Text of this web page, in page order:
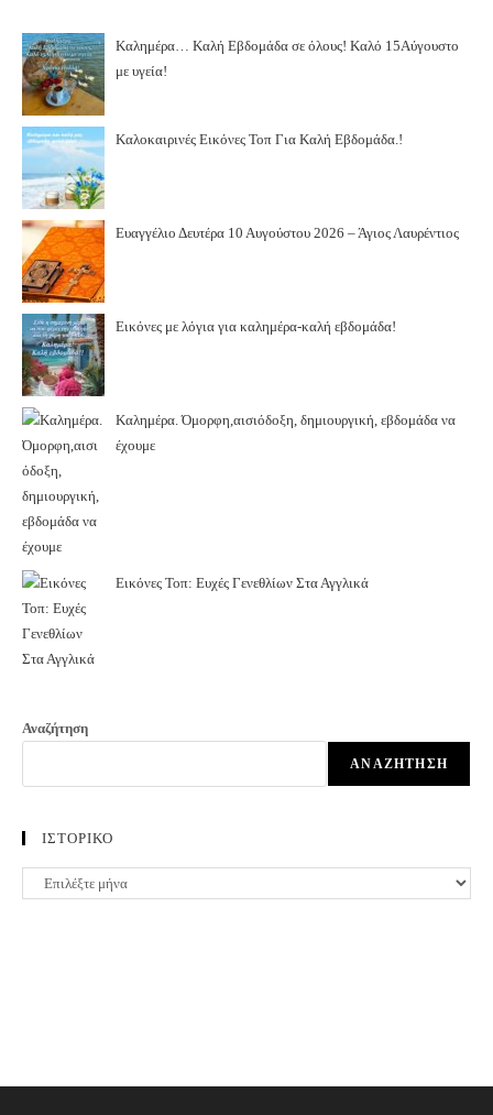
Καλημέρα… Καλή Εβδομάδα σε όλους! Καλό 15Αύγουστο
με υγεία!
Καλοκαιρινές Εικόνες Τοπ Για Καλή Εβδομάδα.!
Ευαγγέλιο Δευτέρα 10 Αυγούστου 2026 – Άγιος Λαυρέντιος
Εικόνες με λόγια για καλημέρα-καλή εβδομάδα!
Καλημέρα. Όμορφη,αισιόδοξη, δημιουργική, εβδομάδα να
έχουμε
Εικόνες Τοπ: Ευχές Γενεθλίων Στα Αγγλικά
Αναζήτηση
ΑΝΑΖΉΤΗΣΗ
ΙΣΤΟΡΙΚΟ
ΙΣΤΟΡΙΚΟ